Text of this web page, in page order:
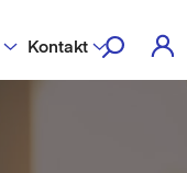
Kontakt